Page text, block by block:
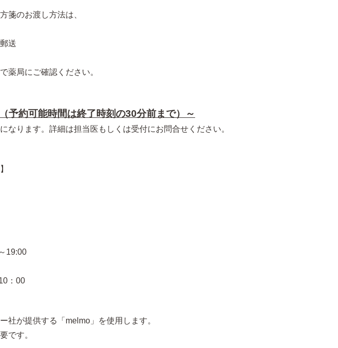
箋のお渡し方法は、
送
薬局にご確認ください。
予約可能時間は終了時刻の30分前まで）～
なります。詳細は担当医もしくは受付にお問合せください。
19:00
：00
社が提供する「melmo」を使用します。
です。